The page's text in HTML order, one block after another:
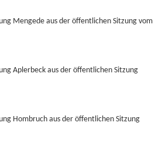
Mengede aus der öffentlichen Sitzung vom
Aplerbeck aus der öffentlichen Sitzung
Hombruch aus der öffentlichen Sitzung